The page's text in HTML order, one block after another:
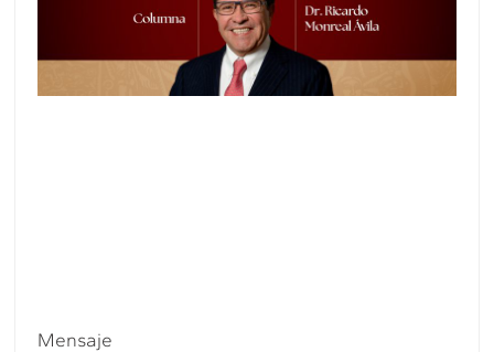
Mensaje